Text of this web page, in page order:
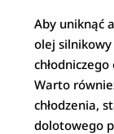
Aby uniknąć
olej
Warto
chłodzenia,
dolotowego